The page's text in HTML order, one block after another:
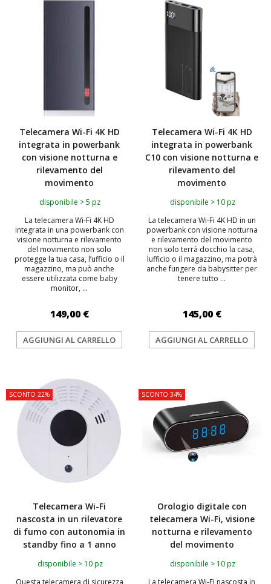
Telecamera Wi-Fi 4K HD
integrata in powerbank
con visione notturna e
rilevamento del
movimento
disponibile > 5 pz
La telecamera Wi-Fi 4K HD
integrata in una powerbank con
visione notturna e rilevamento
del movimento non solo
protegge la tua casa, l’ufficio o il
magazzino, ma può anche
essere utilizzata come baby
monitor, ...
149,00 €
AGGIUNGI AL CARRELLO
Telecamera Wi-Fi 4K HD
integrata in powerbank
C10 con visione notturna e
rilevamento del
movimento
disponibile > 10 pz
La telecamera Wi-Fi 4K HD in un
powerbank con visione notturna
e rilevamento del movimento
non solo terrà docchio la casa,
lufficio o il magazzino, ma potrà
anche fungere da babysitter per
tenere tutto ...
145,00 €
AGGIUNGI AL CARRELLO
SCONTO 22%
Telecamera Wi-Fi
nascosta in un rilevatore
di fumo con autonomia in
standby fino a 1 anno
disponibile > 10 pz
Questa telecamera di sicurezza
SCONTO 34%
Orologio digitale con
telecamera Wi-Fi, visione
notturna e rilevamento
del movimento
disponibile > 10 pz
La telecamera Wi-Fi nascosta in